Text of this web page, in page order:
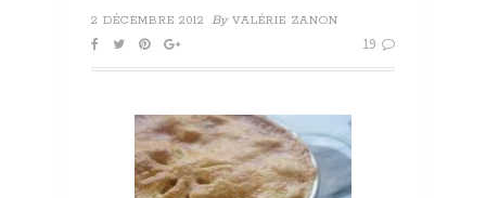
2 DÉCEMBRE 2012 By VALÉRIE ZANON
19